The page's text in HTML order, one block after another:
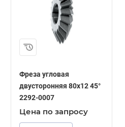
Фреза угловая
двусторонняя 80x12 45°
2292-0007
Цена по запросу